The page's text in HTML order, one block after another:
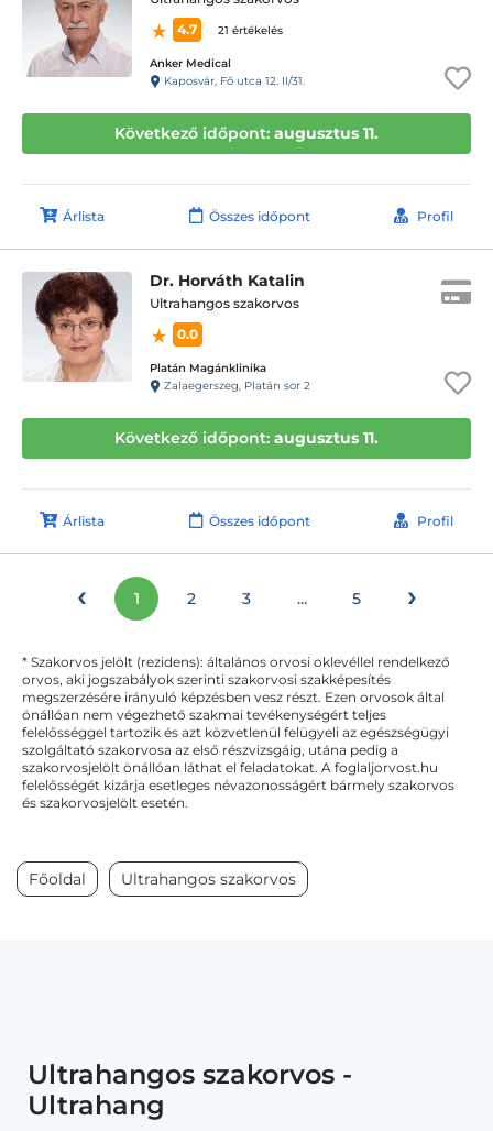
4.7
21 értékelés
Anker Medical
Kaposvár, Fő utca 12. II/31.
Következő időpont: augusztus 11.
Árlista Összes időpont Profil
Dr. Horváth Katalin
Ultrahangos szakorvos
0.0
Platán Magánklinika
Zalaegerszeg, Platán sor 2
Következő időpont: augusztus 11.
Árlista Összes időpont Profil
‹ 1 2 3 ... 5 ›
* Szakorvos jelölt (rezidens): általános orvosi oklevéllel rendelkező
orvos, aki jogszabályok szerinti szakorvosi szakképesítés
megszerzésére irányuló képzésben vesz részt. Ezen orvosok által
önállóan nem végezhető szakmai tevékenységért teljes
felelősséggel tartozik és azt közvetlenül felügyeli az egészségügyi
szolgáltató szakorvosa az első részvizsgáig, utána pedig a
szakorvosjelölt önállóan láthat el feladatokat. A foglaljorvost.hu
felelősségét kizárja esetleges névazonosságért bármely szakorvos
és szakorvosjelölt esetén.
Főoldal Ultrahangos szakorvos
Ultrahangos szakorvos -
Ultrahang